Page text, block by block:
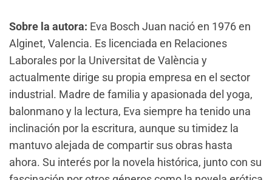
Sobre la autora: Eva Bosch Juan nació en 1976 en
Alginet, Valencia. Es licenciada en Relaciones
Laborales por la Universitat de València y
actualmente dirige su propia empresa en el sector
industrial. Madre de familia y apasionada del yoga,
balonmano y la lectura, Eva siempre ha tenido una
inclinación por la escritura, aunque su timidez la
mantuvo alejada de compartir sus obras hasta
ahora. Su interés por la novela histórica, junto con su